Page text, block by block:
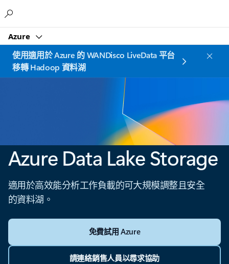
Azure
使用適用於 Azure 的 WANDisco LiveData 平台
移轉 Hadoop 資料湖
Azure Data Lake Storage
適用於高效能分析工作負載的可大規模調整且安全
的資料湖。
免費試用 Azure
請連絡銷售人員以尋求協助